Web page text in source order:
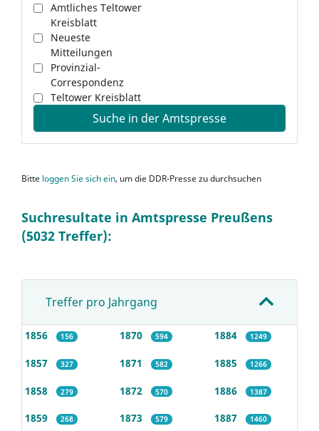
Amtliches Teltower
Kreisblatt
Neueste
Mitteilungen
Provinzial-
Correspondenz
Teltower Kreisblatt
Suche in der Amtspresse
Bitte loggen Sie sich ein, um die DDR-Presse zu durchsuchen
Suchresultate in Amtspresse Preußens
(5032 Treffer):
Treffer pro Jahrgang
1856 156
1857 327
1858 279
1859 268
1870 594
1871 582
1872 570
1873 579
1884 1249
1885 1266
1886 1387
1887 1460